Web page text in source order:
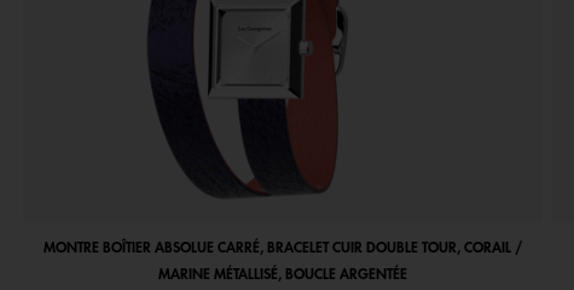
MONTRE BOÎTIER ABSOLUE CARRÉ, BRACELET CUIR DOUBLE TOUR, CORAIL /
MARINE MÉTALLISÉ, BOUCLE ARGENTÉE